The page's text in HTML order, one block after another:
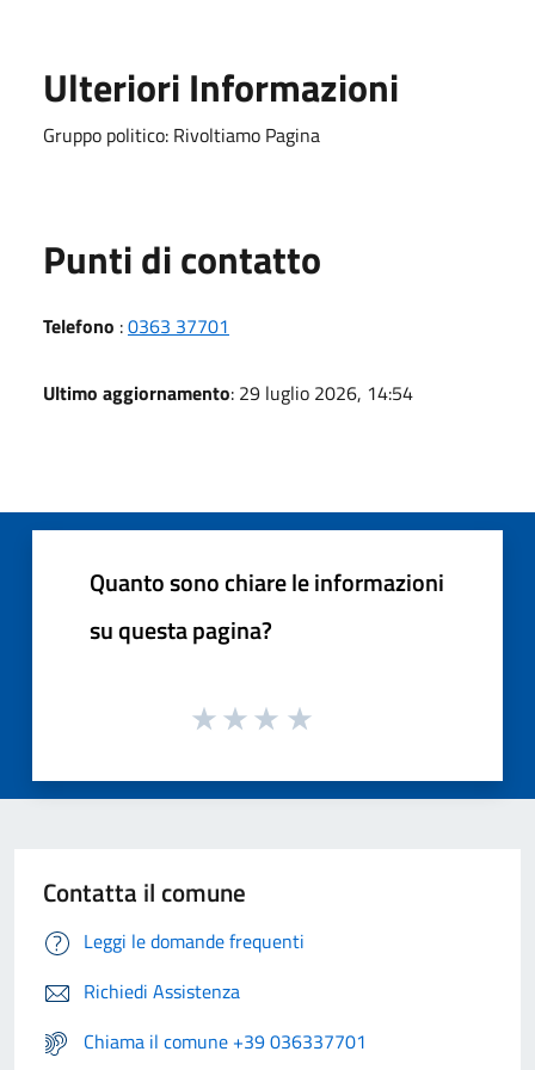
Ulteriori Informazioni
Gruppo politico: Rivoltiamo Pagina
Punti di contatto
Telefono :0363 37701
Ultimo aggiornamento: 29 luglio 2026, 14:54
Quanto sono chiare le informazioni
su questa pagina?
Contatta il comune
Leggi le domande frequenti
Richiedi Assistenza
Chiama il comune +39 036337701